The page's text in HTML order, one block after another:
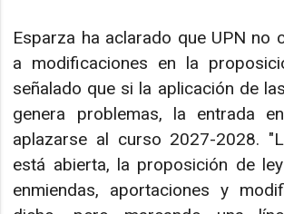
Esparza ha aclarado que UPN no
a modificaciones en la
señalado que si la aplicación de
genera problemas, la entrada
aplazarse al curso 2027-2028.
está abierta, la proposición de
enmiendas, aportaciones y